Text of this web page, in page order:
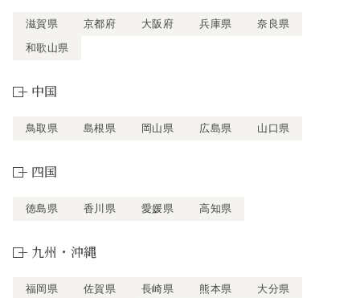
滋賀県 京都府 大阪府 兵庫県
奈良県
和歌山県
中国
鳥取県 島根県 岡山県 広島県 山口県
四国
徳島県 香川県 愛媛県 高知県
九州・沖縄
福岡県 佐賀県 長崎県 熊本県
大分県